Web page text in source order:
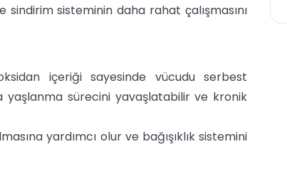
sisteminin daha rahat çalışmasını
içeriği sayesinde vücudu serbest
yaşlanma sürecini yavaşlatabilir ve kronik
yardımcı olur ve bağışıklık sistemini